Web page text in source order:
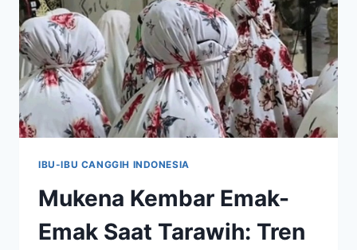
IBU-IBU CANGGIH INDONESIA
Mukena Kembar Emak-
Emak Saat Tarawih: Tren